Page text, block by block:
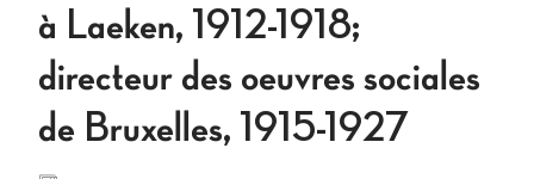
à Laeken, 1912-1918;
directeur des oeuvres sociales
de Bruxelles, 1915-1927